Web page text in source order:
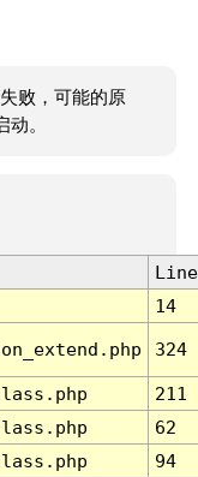
败，可能的原
。
Line
14
324
211
62
94